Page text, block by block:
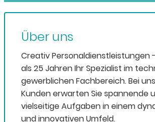
Über uns
Creativ Personaldienstleistungen
als 25 Jahren Ihr Spezialist im
gewerblichen Fachbereich. Bei
Kunden erwarten Sie spannende
vielseitige Aufgaben in einem
und innovativen Umfeld.